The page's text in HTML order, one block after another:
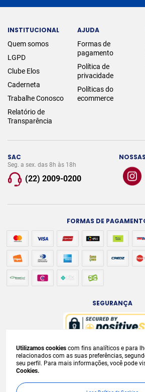
SAC
Seg. a sex. das 8h às 18h
(22) 2009-0200
INSTITUCIONAL
Quem somos
LGPD
Clube Elos
Caderneta
Trabalhe Conosco
Relatório de
Transparência
AJUDA
Formas de
pagamento
Política de
privacidade
Políticas do
ecommerce
FORMAS DE
SEGURANÇA
A venda e o consumo de bebidas alcoólicas são
18 anos. Bebida Alcoólica pode causar
provoca
condições exclusivas para internet e válidos
Utilizamos cookies com fins analíticos e para
relacionados com as suas preferências,
seu perfil. Para mais informações, você pode
Cookies.